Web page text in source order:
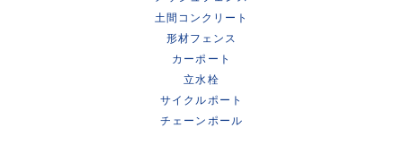
土間コンクリート
形材フェンス
カーポート
立水栓
サイクルポート
チェーンポール